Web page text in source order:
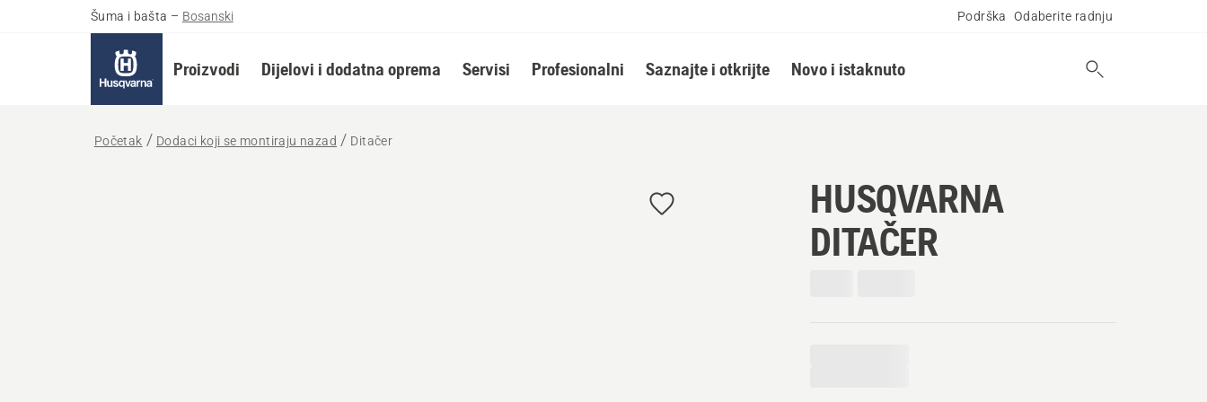
Šuma i bašta – Bosanski Podrška Odaberite radnju
Proizvodi Dijelovi i dodatna oprema Servisi Profesionalni Saznajte i otkrijte Novo i istaknuto
Početak Dodaci koji se montiraju nazad Ditačer
HUSQVARNA
DITAČER